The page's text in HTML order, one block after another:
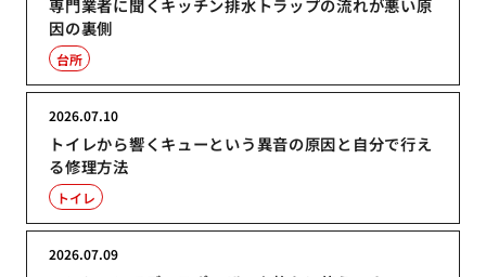
専門業者に聞くキッチン排水トラップの流れが悪い原
因の裏側
台所
トイレから響くキューという異音の原因と自分で行え
る修理方法
2026.07.10
トイレ
2026.07.09